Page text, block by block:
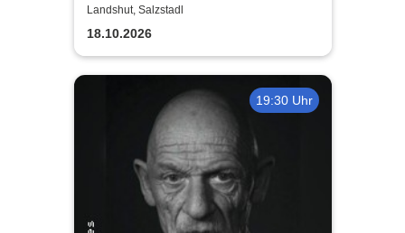
Einaudi - von Jonah Stabe
Landshut, Salzstadl
18.10.2026
19:30 Uhr